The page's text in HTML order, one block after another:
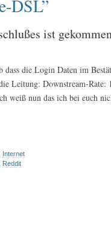
DSL”
ist
die Login Daten im
Leitung: Downstream-Rate:
weiß nun das ich bei euch
Internet
Reddit